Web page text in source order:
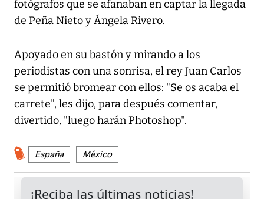
fotógrafos que se afanaban en captar la llegada
de Peña Nieto y Ángela Rivero.
Apoyado en su bastón y mirando a los
periodistas con una sonrisa, el rey Juan Carlos
se permitió bromear con ellos: "Se os acaba el
carrete", les dijo, para después comentar,
divertido, "luego harán Photoshop".
España México